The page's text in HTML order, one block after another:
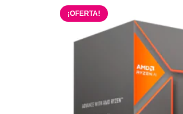
¡OFERTA!